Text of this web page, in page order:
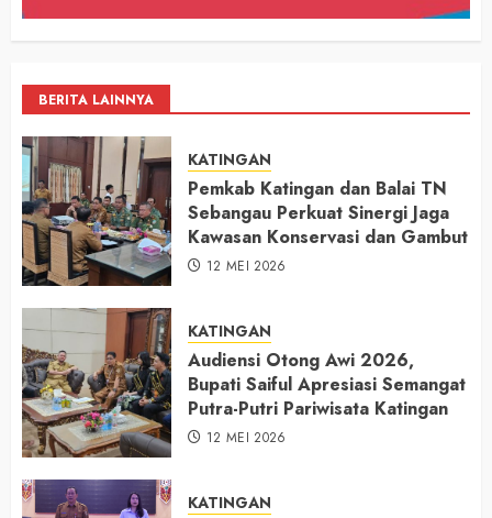
BERITA LAINNYA
KATINGAN
Pemkab Katingan dan Balai TN
Sebangau Perkuat Sinergi Jaga
Kawasan Konservasi dan Gambut
12 MEI 2026
KATINGAN
Audiensi Otong Awi 2026,
Bupati Saiful Apresiasi Semangat
Putra-Putri Pariwisata Katingan
12 MEI 2026
KATINGAN